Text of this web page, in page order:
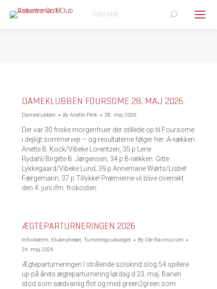
Search:
DAMEKLUBBEN FOURSOME 28. MAJ 2026
Dameklubben By Anette Perk 28. maj 2026
Der var 30 friske morgenfruer der stillede op til Foursome
i dejligt sommervejr – og resultaterne følger her: A-rækken
Anette B. Kock/Vibeke Lorentzen, 35 p Lene
Rydahl/Birgitte B. Jørgensen, 34 p B-rækken: Gitte
Lykkegaard/Vibeke Lund, 39 p Annemarie Wørts/Lisbet
Færgemann, 37 p Tillykke! Præmierne vil blive overrakt
den 4. juni ifm. frokosten.
ÆGTEPARTURNERINGEN 2026
Infoskærm, Klubnyheder, Turneringsudvalget By Ole Rasmussen
26. maj 2026
Ægteparturneringen I strålende solskind slog 54 spillere
up på årets ægteparturnering lørdag d 23. maj. Banen
stod som sædvanlig flot og med green2green som